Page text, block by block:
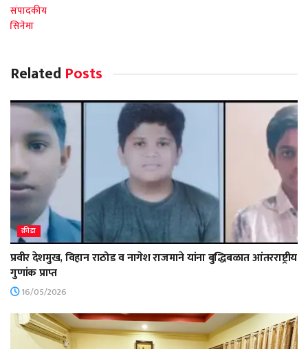
संपादकीय
सिनेमा
Related Posts
क्रीडा
प्रवीर देशमुख, विहान राठोड व नागेश राजमाने यांना बुद्धिबळात आंतरराष्ट्रीय
गुणांक प्राप्त
16/05/2026